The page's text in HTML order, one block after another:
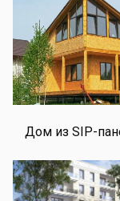
Дом из SIP-